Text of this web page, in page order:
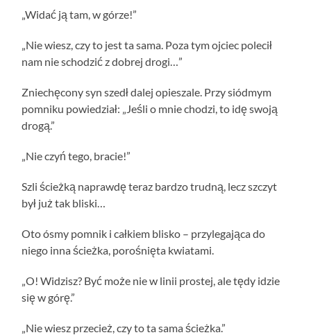
„Widać ją tam, w górze!”
„Nie wiesz, czy to jest ta sama. Poza tym ojciec polecił
nam nie schodzić z dobrej drogi…”
Zniechęcony syn szedł dalej opieszale. Przy siódmym
pomniku powiedział: „Jeśli o mnie chodzi, to idę swoją
drogą.”
„Nie czyń tego, bracie!”
Szli ścieżką naprawdę teraz bardzo trudną, lecz szczyt
był już tak bliski…
Oto ósmy pomnik i całkiem blisko – przylegająca do
niego inna ścieżka, porośnięta kwiatami.
„O! Widzisz? Być może nie w linii prostej, ale tędy idzie
się w górę.”
„Nie wiesz przecież, czy to ta sama ścieżka.”